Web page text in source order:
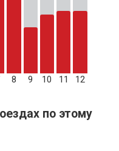
8 9 10 11 12
по этому